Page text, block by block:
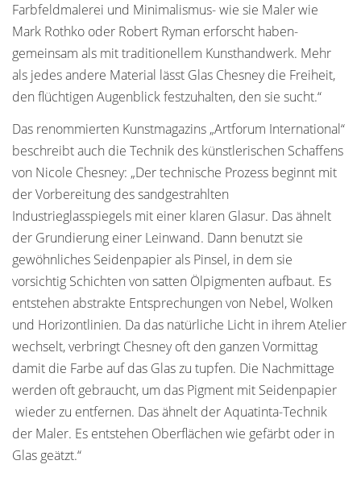
Farbfeldmalerei und Minimalismus- wie sie Maler wie
Mark Rothko oder Robert Ryman erforscht haben-
gemeinsam als mit traditionellem Kunsthandwerk. Mehr
als jedes andere Material lässt Glas Chesney die Freiheit,
den flüchtigen Augenblick festzuhalten, den sie sucht.“
Das renommierten Kunstmagazins „Artforum International“
beschreibt auch die Technik des künstlerischen Schaffens
von Nicole Chesney: „Der technische Prozess beginnt mit
der Vorbereitung des sandgestrahlten
Industrieglasspiegels mit einer klaren Glasur. Das ähnelt
der Grundierung einer Leinwand. Dann benutzt sie
gewöhnliches Seidenpapier als Pinsel, in dem sie
vorsichtig Schichten von satten Ölpigmenten aufbaut. Es
entstehen abstrakte Entsprechungen von Nebel, Wolken
und Horizontlinien. Da das natürliche Licht in ihrem Atelier
wechselt, verbringt Chesney oft den ganzen Vormittag
damit die Farbe auf das Glas zu tupfen. Die Nachmittage
werden oft gebraucht, um das Pigment mit Seidenpapier
wieder zu entfernen. Das ähnelt der Aquatinta-Technik
der Maler. Es entstehen Oberflächen wie gefärbt oder in
Glas geätzt.“